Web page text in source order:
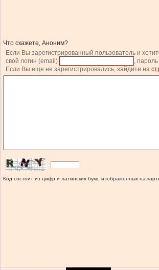
Что скажете, Аноним?
Если Вы зарегистрированный пользователь и
свой логин (email)
, пароль
Если Вы еще не зарегистрировались, зайдите на
Код состоит из цифр и латинских букв, изображенных на